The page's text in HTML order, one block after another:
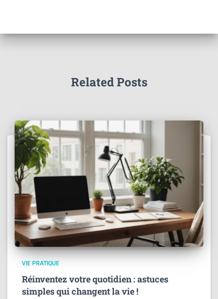
Related Posts
VIE PRATIQUE
Réinventez votre quotidien : astuces
simples qui changent la vie !